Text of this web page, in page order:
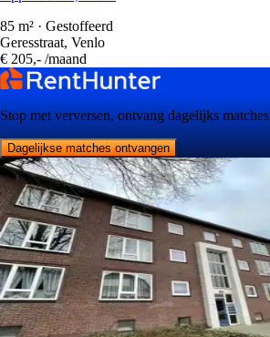
85 m² · Gestoffeerd
Geresstraat, Venlo
€ 205,- /maand
Stop met verversen, ontvang dagelijks matches
Dagelijkse matches ontvangen